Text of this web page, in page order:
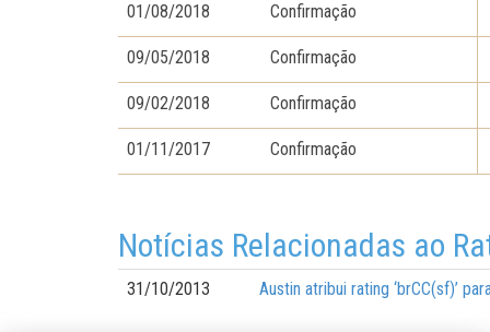
01/08/2018 Confirmação
09/05/2018 Confirmação
09/02/2018 Confirmação
01/11/2017 Confirmação
Notícias Relacionadas ao
31/10/2013 Austin atribui rating ‘brCC(sf)’